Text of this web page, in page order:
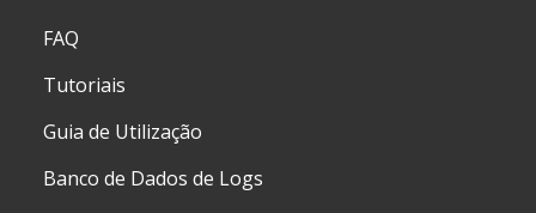
FAQ
Tutoriais
Guia de Utilização
Banco de Dados de Logs